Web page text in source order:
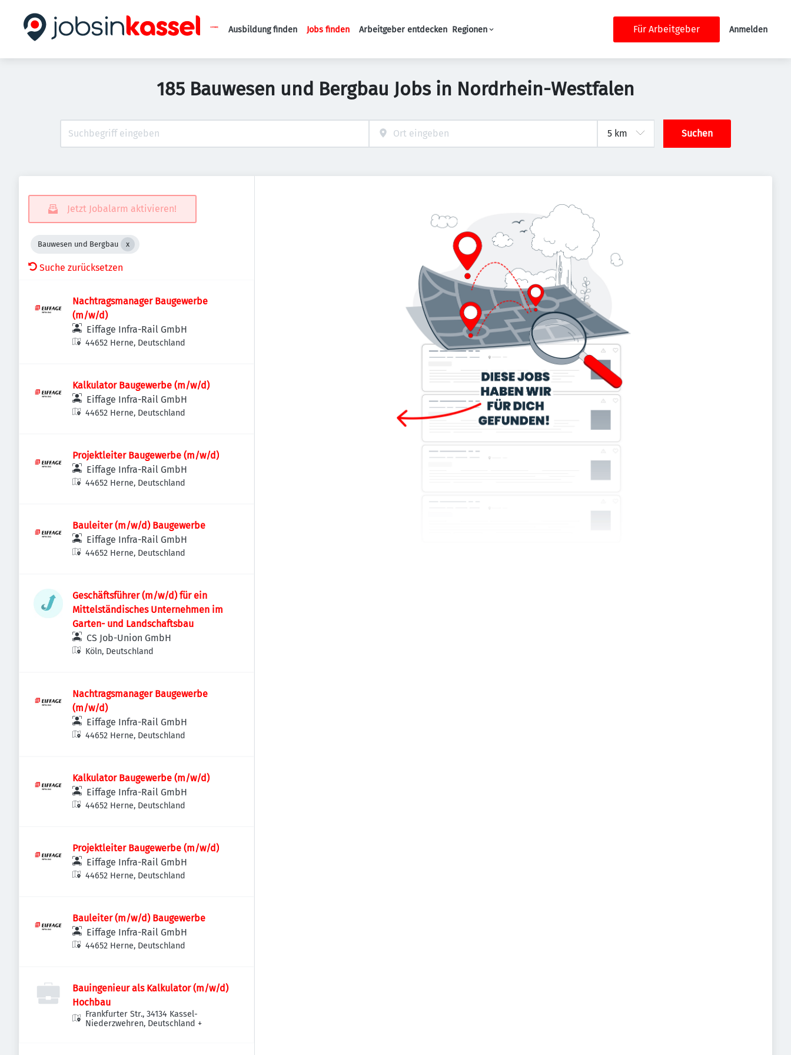
Haupt-Navigation
Ausbildung finden Jobs finden Arbeitgeber entdecken Regionen Für Arbeitgeber Anmelden
185 Bauwesen und Bergbau Jobs in Nordrhein-Westfalen
Suchen
Jetzt Jobalarm aktivieren!
Bauwesen und Bergbau
Suche zurücksetzen
Nachtragsmanager Baugewerbe
(m/w/d)
Eiffage Infra-Rail GmbH
44652 Herne, Deutschland
Kalkulator Baugewerbe (m/w/d)
Eiffage Infra-Rail GmbH
44652 Herne, Deutschland
Projektleiter Baugewerbe (m/w/d)
Eiffage Infra-Rail GmbH
44652 Herne, Deutschland
Bauleiter (m/w/d) Baugewerbe
Eiffage Infra-Rail GmbH
44652 Herne, Deutschland
Geschäftsführer (m/w/d) für ein
Mittelständisches Unternehmen im
Garten- und Landschaftsbau
CS Job-Union GmbH
Köln, Deutschland
Nachtragsmanager Baugewerbe
(m/w/d)
Eiffage Infra-Rail GmbH
44652 Herne, Deutschland
Kalkulator Baugewerbe (m/w/d)
Eiffage Infra-Rail GmbH
44652 Herne, Deutschland
Projektleiter Baugewerbe (m/w/d)
Eiffage Infra-Rail GmbH
44652 Herne, Deutschland
Bauleiter (m/w/d) Baugewerbe
Eiffage Infra-Rail GmbH
44652 Herne, Deutschland
Bauingenieur als Kalkulator (m/w/d)
Hochbau
Frankfurter Str., 34134 Kassel-
Niederzwehren, Deutschland +